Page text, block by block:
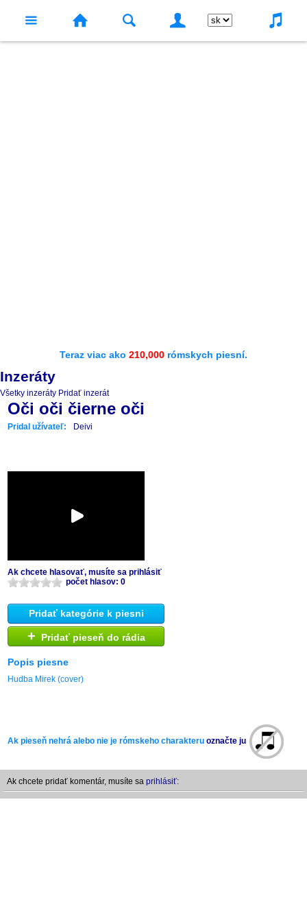
Teraz viac ako 210,000 rómskych piesní.
Inzeráty
Všetky inzeráty Pridať inzerát
Oči oči čierne oči
Pridal užívateľ: Deivi
Ak chcete hlasovať, musíte sa prihlásiť
počet hlasov: 0
Pridať kategórie k piesni
+ Pridať pieseň do rádia
Popis piesne
Hudba Mirek (cover)
Ak pieseň nehrá alebo nie je rómskeho charakteru označte ju
Ak chcete pridať komentár, musíte sa prihlásiť: